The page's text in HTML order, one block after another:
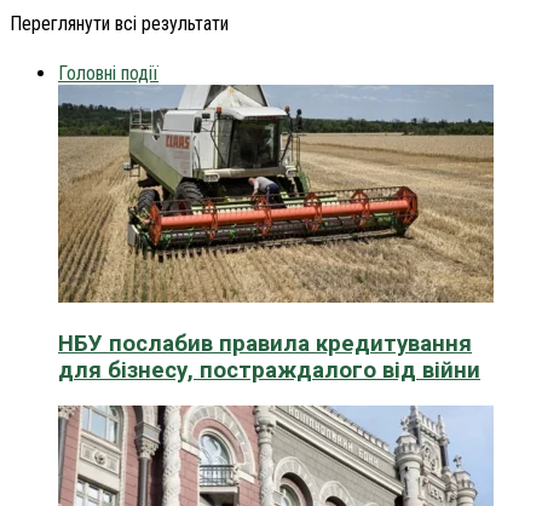
Переглянути всі результати
Головні події
НБУ послабив правила кредитування
для бізнесу, постраждалого від війни